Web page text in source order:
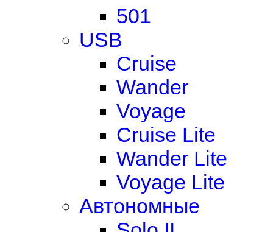
501
USB
Cruise
Wander
Voyage
Cruise Lite
Wander Lite
Voyage Lite
Автономные